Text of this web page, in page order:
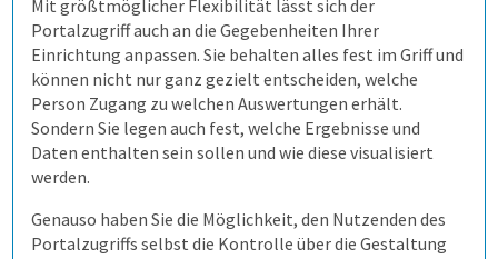
Selbstgestaltete Fragebögen
Audit-Log
Mit größtmöglicher Flexibilität lässt sich der
Portalzugriff auch an die Gegebenheiten Ihrer
Einrichtung anpassen. Sie behalten alles fest im Griff und
können nicht nur ganz gezielt entscheiden, welche
Person Zugang zu welchen Auswertungen erhält.
Sondern Sie legen auch fest, welche Ergebnisse und
Daten enthalten sein sollen und wie diese visualisiert
werden.
Genauso haben Sie die Möglichkeit, den Nutzenden des
Portalzugriffs selbst die Kontrolle über die Gestaltung